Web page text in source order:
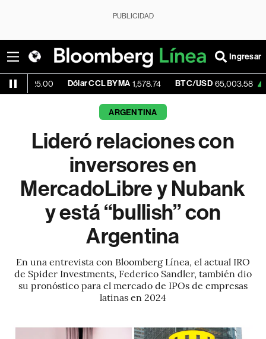
PUBLICIDAD
Ingresar
Dólar CCL BYMA 1,578.74 BTC/USD 65,003.58 +0.11%
ARGENTINA
Lideró relaciones con
inversores en
MercadoLibre y Nubank
y está “bullish” con
Argentina
En una entrevista con Bloomberg Línea, el actual IRO
de Spider Investments, Federico Sandler, también dio
su pronóstico para el mercado de IPOs de empresas
latinas en 2024